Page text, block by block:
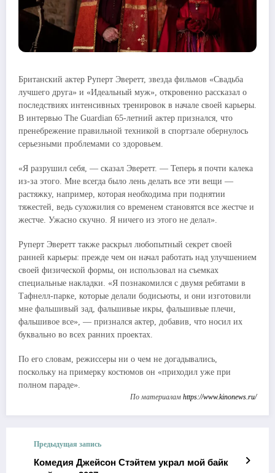
Британский актер Руперт Эверетт, звезда фильмов «Свадьба
лучшего друга» и «Идеальный муж», откровенно рассказал о
последствиях интенсивных тренировок в начале своей карьеры.
В интервью The Guardian 65-летний актер признался, что
пренебрежение правильной техникой в спортзале обернулось
серьезными проблемами со здоровьем.
«Я разрушил себя, — сказал Эверетт. — Теперь я почти калека
из-за этого. Мне всегда было лень делать все эти вещи —
растяжку, например, которая необходима при поднятии
тяжестей, ведь сухожилия со временем становятся все жестче и
жестче. Ужасно скучно. Я ничего из этого не делал».
Руперт Эверетт также раскрыл любопытный секрет своей
ранней карьеры: прежде чем он начал работать над улучшением
своей физической формы, он использовал на съемках
специальные накладки. «Я познакомился с двумя ребятами в
Тафнелл-парке, которые делали бодисьюты, и они изготовили
мне фальшивый зад, фальшивые икры, фальшивые плечи,
фальшивое все», — признался актер, добавив, что носил их
буквально во всех ранних проектах.
По его словам, режиссеры ни о чем не догадывались,
поскольку на примерку костюмов он «приходил уже при
полном параде».
По материалам https://www.kinonews.ru/
Предыдущая запись
Комедия Джейсон Стэйтем украл мой байк